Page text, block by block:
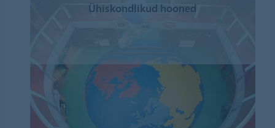
Ühiskondlikud hooned